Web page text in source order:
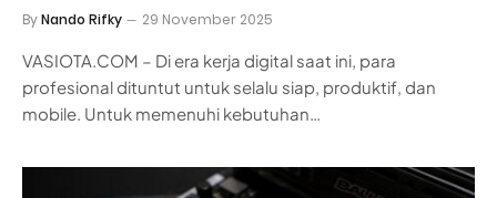
ByNando Rifky 29 November 2025
VASIOTA.COM – Di era kerja digital saat ini, para
profesional dituntut untuk selalu siap, produktif, dan
mobile. Untuk memenuhi kebutuhan…